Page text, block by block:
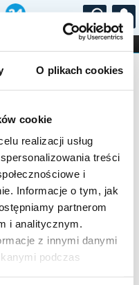
O plikach cookies
cookie
realizacji usług
treści
i
Informacje o tym, jak
partnerom
i analitycznym.
z innymi danymi
podczas
...
STAND-UP
zakończona,
u